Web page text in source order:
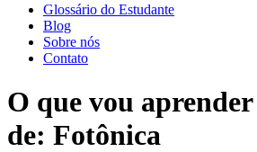
Glossário do Estudante
Blog
Sobre nós
Contato
O que vou
de: Fotônica